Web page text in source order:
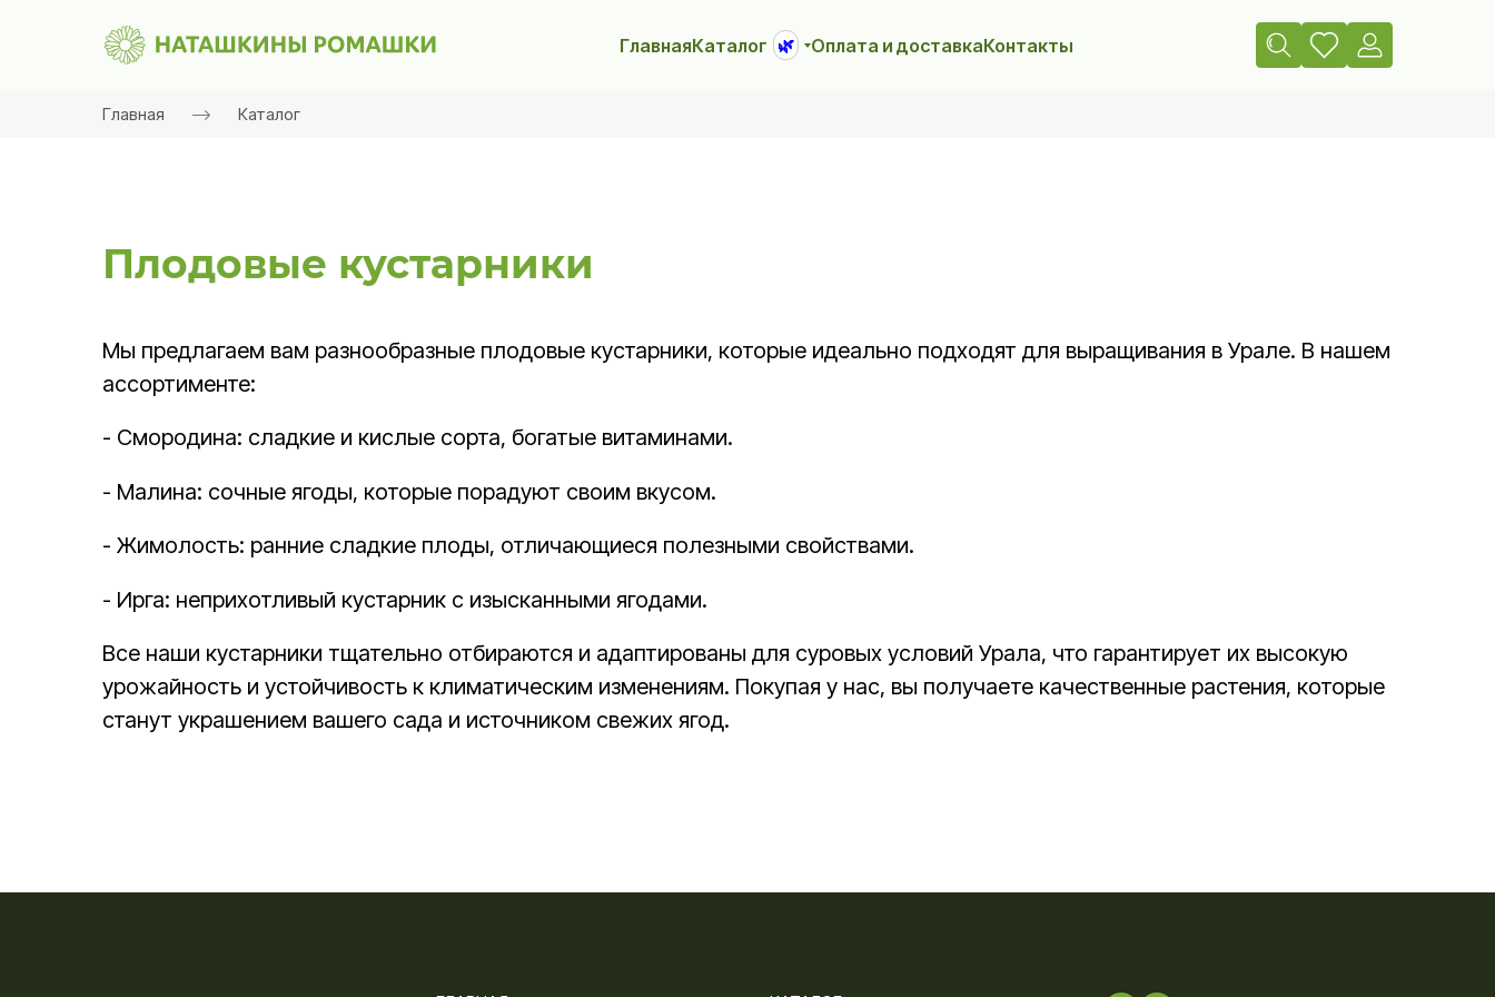
ГлавнаяКаталог 🌿 Оплата и доставкаКонтакты
Главная Каталог
Плодовые кустарники
Мы предлагаем вам разнообразные плодовые кустарники, которые идеально подходят для выращивания в Урале. В нашем
ассортименте:
- Смородина: сладкие и кислые сорта, богатые витаминами.
- Малина: сочные ягоды, которые порадуют своим вкусом.
- Жимолость: ранние сладкие плоды, отличающиеся полезными свойствами.
- Ирга: неприхотливый кустарник с изысканными ягодами.
Все наши кустарники тщательно отбираются и адаптированы для суровых условий Урала, что гарантирует их высокую
урожайность и устойчивость к климатическим изменениям. Покупая у нас, вы получаете качественные растения, которые
станут украшением вашего сада и источником свежих ягод.